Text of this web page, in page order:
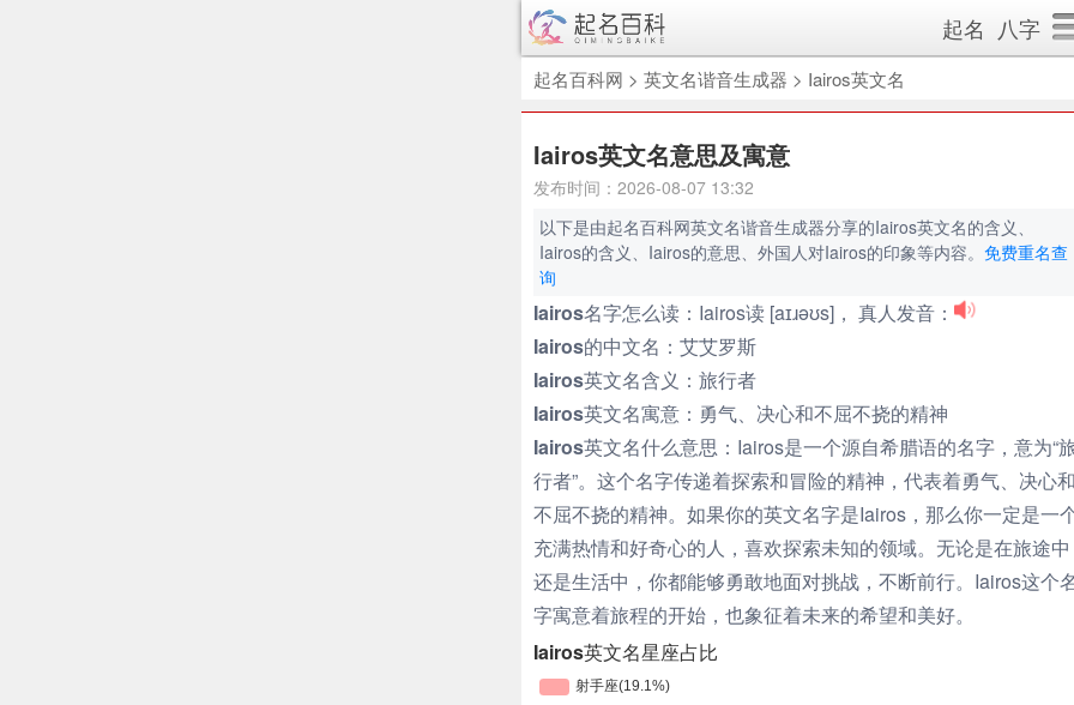
起名 八字
起名百科网 > 英文名谐音生成器 > Iairos英文名
Iairos英文名意思及寓意
发布时间：2026-08-07 13:32
以下是由起名百科网英文名谐音生成器分享的Iairos英文名的含义、
Iairos的含义、Iairos的意思、外国人对Iairos的印象等内容。 免费重名查
询
Iairos名字怎么读： Iairos读 [aɪɹəʊs]， 真人发音：
Iairos的中文名： 艾艾罗斯
Iairos英文名含义： 旅行者
Iairos英文名寓意： 勇气、决心和不屈不挠的精神
Iairos英文名什么意思： Iairos是一个源自希腊语的名字，意为“
行者”。这个名字传递着探索和冒险的精神，代表着勇气、决心
不屈不挠的精神。如果你的英文名字是Iairos，那么你一定是一
充满热情和好奇心的人，喜欢探索未知的领域。无论是在旅途中
还是生活中，你都能够勇敢地面对挑战，不断前行。Iairos这个
字寓意着旅程的开始，也象征着未来的希望和美好。
Iairos英文名星座占比